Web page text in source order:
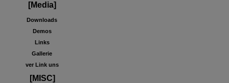
[Media]
Downloads
Demos
Links
Gallerie
ver Link uns
[MISC]